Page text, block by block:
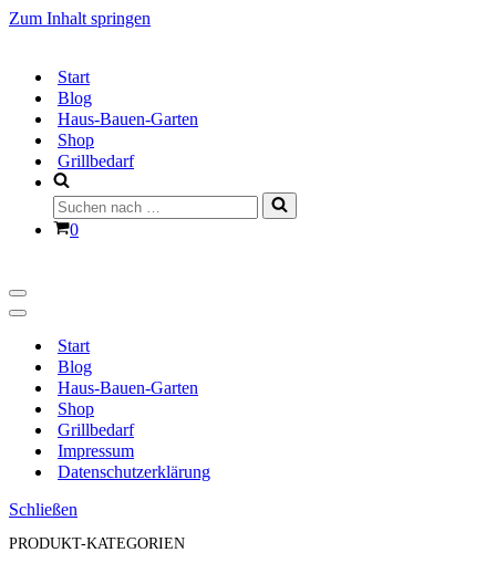
Zum Inhalt springen
Start
Blog
Haus-Bauen-Garten
Shop
Grillbedarf
Suchen
nach …
Warenkorb
0
Navigationsmenü
Navigationsmenü
Start
Blog
Haus-Bauen-Garten
Shop
Grillbedarf
Impressum
Datenschutzerklärung
Schließen
PRODUKT-KATEGORIEN